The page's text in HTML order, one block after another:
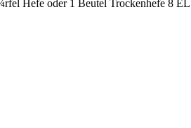
Hefe oder 1 Beutel Trockenhefe 8